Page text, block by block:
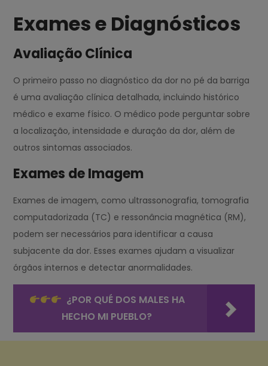
Exames e Diagnósticos
Avaliação Clínica
O primeiro passo no diagnóstico da dor no pé da barriga
é uma avaliação clínica detalhada, incluindo histórico
médico e exame físico. O médico pode perguntar sobre
a localização, intensidade e duração da dor, além de
outros sintomas associados.
Exames de Imagem
Exames de imagem, como ultrassonografia, tomografia
computadorizada (TC) e ressonância magnética (RM),
podem ser necessários para identificar a causa
subjacente da dor. Esses exames ajudam a visualizar
órgãos internos e detectar anormalidades.
¿POR QUÉ DOS MALES HA
HECHO MI PUEBLO?